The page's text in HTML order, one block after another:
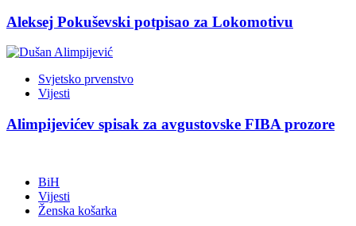
Aleksej Pokuševski potpisao za Lokomotivu
Svjetsko prvenstvo
Vijesti
Alimpijevićev spisak za avgustovske FIBA prozore
BiH
Vijesti
Ženska košarka